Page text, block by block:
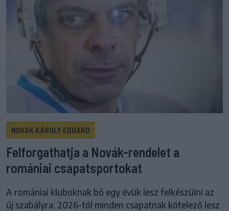
NOVÁK KÁROLY EDUÁRD
Felforgathatja a Novák-rendelet a
romániai csapatsportokat
A romániai kluboknak bő egy évük lesz felkészülni az
új szabályra: 2026-tól minden csapatnak kötelező lesz